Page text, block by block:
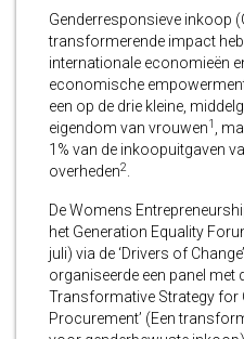
Genderresponsieve inkoop
transformerende impact
internationale economieën
economische
een op de drie kleine,
eigendom van vrouwen1
,
1% van de inkoopuitgaven
overheden2
De Womens
het Generation Equality
juli) via de ‘Drivers of
organiseerde een panel met
Transformative Strategy for
Procurement’ (Een